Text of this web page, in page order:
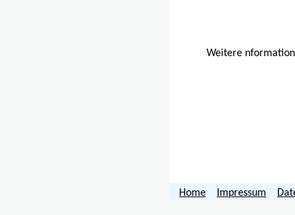
Weitere
Home Impressum